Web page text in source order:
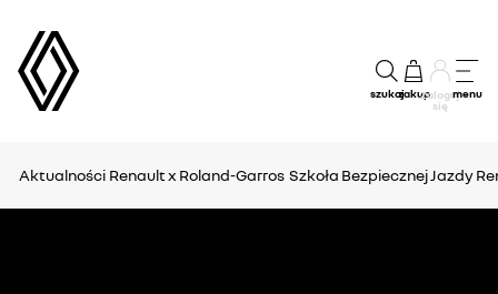
szukajzakupZaloguj
się
menu
Aktualności Renault x Roland-Garros Szkoła Bezpiecznej Jazdy